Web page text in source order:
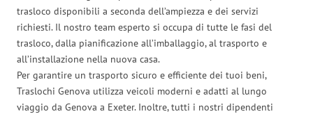
trasloco disponibili a seconda dell’ampiezza e dei servizi
richiesti. Il nostro team esperto si occupa di tutte le fasi del
trasloco, dalla pianificazione all’imballaggio, al trasporto e
all’installazione nella nuova casa.
Per garantire un trasporto sicuro e efficiente dei tuoi beni,
Traslochi Genova utilizza veicoli moderni e adatti al lungo
viaggio da Genova a Exeter. Inoltre, tutti i nostri dipendenti